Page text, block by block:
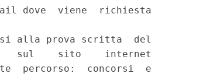
dove  viene  richiesta
alla prova scritta  del
sul    sito    internet
percorso:  concorsi  e